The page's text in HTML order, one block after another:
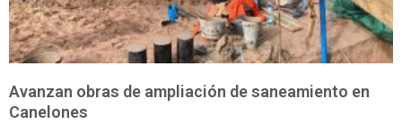
Avanzan obras de ampliación de saneamiento en
Canelones